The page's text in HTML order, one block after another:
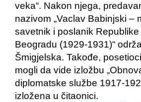
veka“. Nakon njega,
nazivom „Vaclav Babinjski –
savetnik i poslanik
Beogradu (1929-1931)“
Šmigjelska. Takođe,
mogli da vide izložbu
diplomatske službe 1917-
izložena u čitaonici.